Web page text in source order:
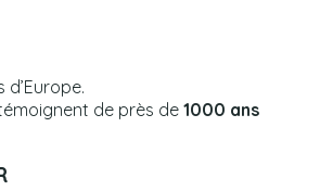
de près de 1000 ans